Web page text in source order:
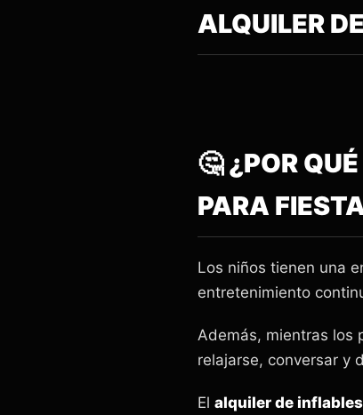
ALQUILER
🤔 ¿POR
PARA
Los niños tienen una
entretenimiento
Además, mientras los
relajarse, conversar y
El alquiler de